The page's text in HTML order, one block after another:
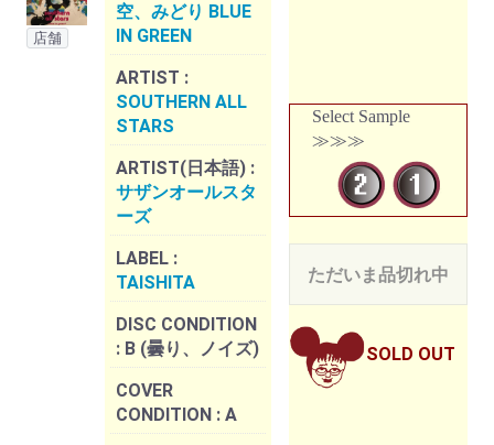
店舗
空、みどり BLUE
IN GREEN
ARTIST :
SOUTHERN ALL
STARS
ARTIST(日本語) :
サザンオールスタ
ーズ
LABEL :
TAISHITA
DISC CONDITION
: B (曇り、ノイズ)
COVER
CONDITION : A
Select Sample
≫≫≫
ただいま品切れ中
SOLD OUT